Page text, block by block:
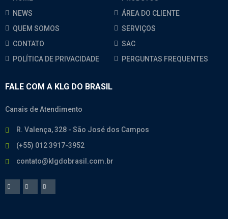
NEWS
ÁREA DO CLIENTE
QUEM SOMOS
SERVIÇOS
CONTATO
SAC
POLÍTICA DE PRIVACIDADE
PERGUNTAS FREQUENTES
FALE COM A KLG DO BRASIL
Canais de Atendimento
R. Valença, 328 - São José dos Campos
(+55) 012 3917-3952
contato@klgdobrasil.com.br